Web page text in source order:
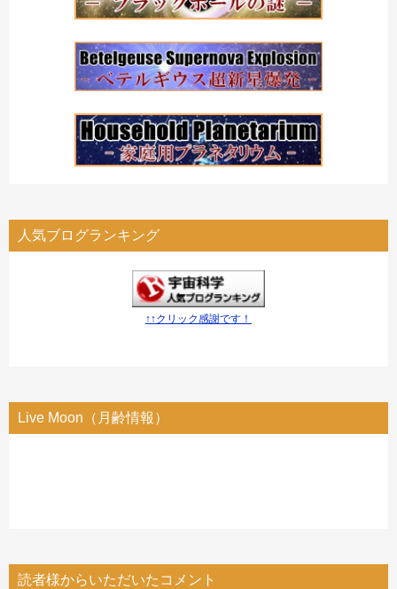
人気ブログランキング
↑↑クリック感謝です！
Live Moon（月齢情報）
読者様からいただいたコメント